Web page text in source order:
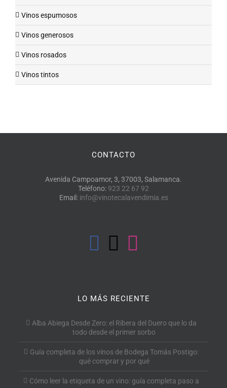
Vinos espumosos
Vinos generosos
Vinos rosados
Vinos tintos
CONTACTO
Avenida Campoamor, 3, 37003, Salamanca.
Teléfono: 923 22 67 92
Email: info@vinotecalavendimia.es
LO MÁS RECIENTE
Alba Abiega Desde Zero: el Ribera del Duero que lo da
todo desde el primer sorbo
Guía completa de los vinos de Bodega Tomás Postigo:
qué comprar y por qué
Cómo leer la etiqueta de un vino: guía completa paso a